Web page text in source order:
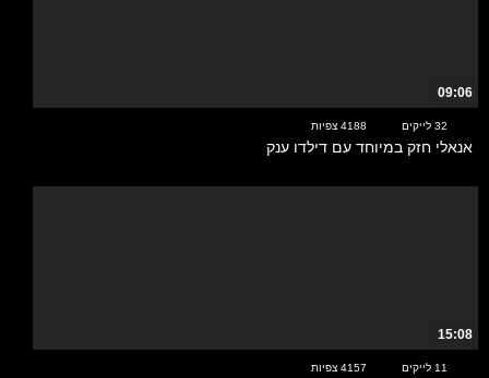
09:06
32 לייקים 4188 צפיות
אנאלי חזק במיוחד עם דילדו ענק
15:08
11 לייקים 4157 צפיות